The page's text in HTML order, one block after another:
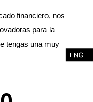
financiero, nos
para la
tengas una muy